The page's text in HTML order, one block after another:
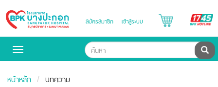
Bangpakok
Hospital
สมัครสมาชิก เข้าสู่ระบบ
Toggle
ค้น
หน้าหลัก บทความ